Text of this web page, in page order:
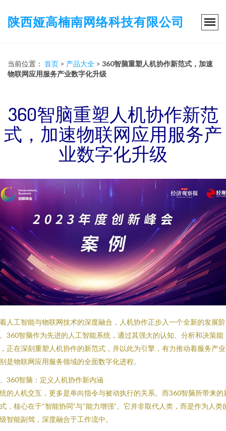
陕西娅高楠南网络科技有限公司
当前位置： 首页 > 产品大全 > 360智脑重塑人机协作新范式，加速
物联网应用服务产业数字化升级
360智脑重塑人机协作新范
式，加速物联网应用服务产
业数字化升级
人工智能与物联网技术的深度融合，人机协作正步入一个全新的发展阶
360智脑作为先进的人工智能系统，通过其强大的认知、分析和决策能
正在深刻重塑人机协作的新范式，并以此为引擎，有力推动着服务产
是物联网应用服务领域的全面数字化进程。
360智脑：定义人机协作新内涵
的人机交互，更多是单向指令与被动执行的关系。而360智脑所带来的
，核心在于“智能协同”与“能力增强”。它并非取代人类，而是作为人类
智能副驾，深度融合于工作流中。